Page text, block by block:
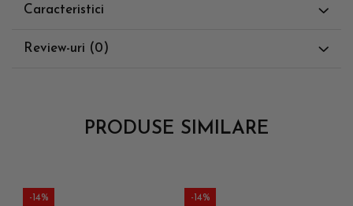
Caracteristici
Review-uri (0)
PRODUSE SIMILARE
-14% -14%